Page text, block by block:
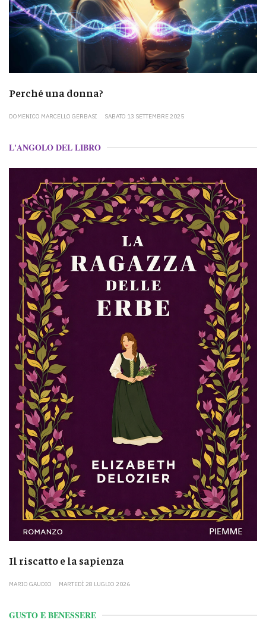
Perché una donna?
DOMENICO MARCELLO GERBASI SABATO 13 SETTEMBRE 2025
L'ANGOLO DEL LIBRO
Il riscatto e la sapienza
MARIO GAUDIO MARTEDÌ 28 LUGLIO 2026
GUSTO E BENESSERE